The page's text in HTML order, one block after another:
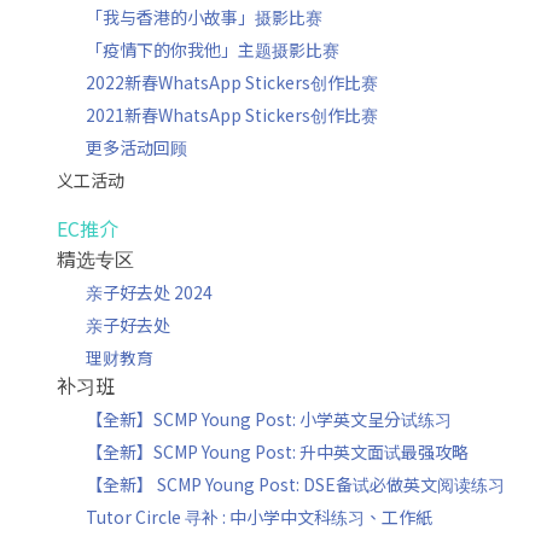
「我与香港的小故事」摄影比赛
「疫情下的你我他」主题摄影比赛
2022新春WhatsApp Stickers创作比赛
2021新春WhatsApp Stickers创作比赛
更多活动回顾
义工活动
EC推介
精选专区
亲子好去处 2024
亲子好去处
理财教育
补习班
【全新】SCMP Young Post: 小学英文呈分试练习
【全新】SCMP Young Post: 升中英文面试最强攻略
【全新】 SCMP Young Post: DSE备试必做英文阅读练习
Tutor Circle 寻补 : 中小学中文科练习、工作紙